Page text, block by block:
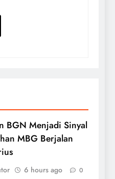
BGN Menjadi Sinyal
MBG Berjalan
6 hours ago 0